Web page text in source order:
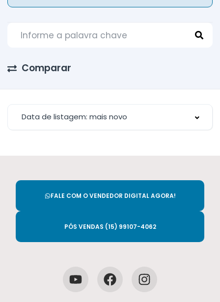
Comparar
Data de listagem: mais novo
FALE COM O VENDEDOR DIGITAL AGORA!
PÓS VENDAS (15) 99107-4062